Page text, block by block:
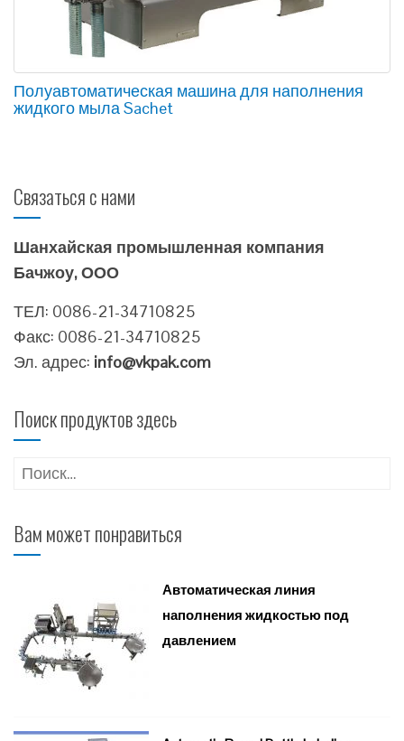
Полуавтоматическая машина для наполнения
жидкого мыла Sachet
Связаться с нами
Шанхайская промышленная компания
Бачжоу, ООО
ТЕЛ: 0086-21-34710825
Факс: 0086-21-34710825
Эл. адрес: info@vkpak.com
Поиск продуктов здесь
Найти:
Вам может понравиться
Автоматическая линия
наполнения жидкостью под
давлением